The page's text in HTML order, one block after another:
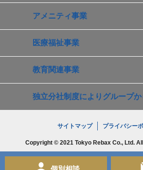
アメニティ事業
医療福祉事業
教育関連事業
独立分社制度によりグループか
サイトマップ プライバシー
Copyright © 2021 Tokyo Rebax Co., Ltd.